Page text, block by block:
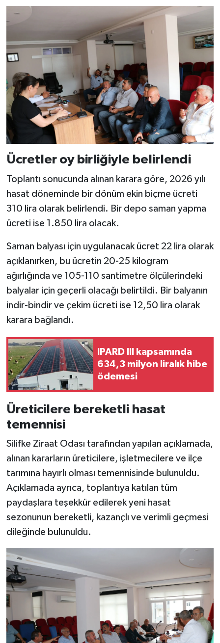
Ücretler oy birliğiyle belirlendi
Toplantı sonucunda alınan karara göre, 2026 yılı
hasat döneminde bir dönüm ekin biçme ücreti
310 lira olarak belirlendi. Bir depo saman yapma
ücreti ise 1.850 lira olacak.
Saman balyası için uygulanacak ücret 22 lira olarak
açıklanırken, bu ücretin 20-25 kilogram
ağırlığında ve 105-110 santimetre ölçülerindeki
balyalar için geçerli olacağı belirtildi. Bir balyanın
indir-bindir ve çekim ücreti ise 12,50 lira olarak
karara bağlandı.
IPARD III kapsamında
634,3 milyon liralık hibe
ödemesi
Üreticilere bereketli hasat
temennisi
Silifke Ziraat Odası tarafından yapılan açıklamada,
alınan kararların üreticilere, işletmecilere ve ilçe
tarımına hayırlı olması temennisinde bulunuldu.
Açıklamada ayrıca, toplantıya katılan tüm
paydaşlara teşekkür edilerek yeni hasat
sezonunun bereketli, kazançlı ve verimli geçmesi
dileğinde bulunuldu.